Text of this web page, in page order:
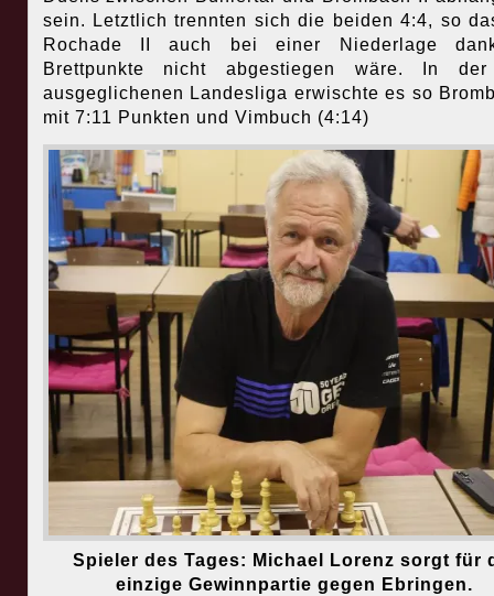
sein. Letztlich trennten sich die beiden 4:4, so
Rochade II auch bei einer Niederlage
Brettpunkte nicht abgestiegen wäre. In
ausgeglichenen Landesliga erwischte es so
mit 7:11 Punkten und Vimbuch (4:14)
Spieler des Tages: Michael Lorenz sorgt für
einzige Gewinnpartie gegen Ebringen.